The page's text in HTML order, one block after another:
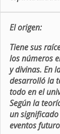
El origen:
Tiene sus
los números
y divinas. En
desarrolló la
todo en el
Según la
un
eventos